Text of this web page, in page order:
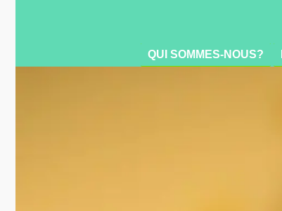
QUI SOMMES-NOUS?